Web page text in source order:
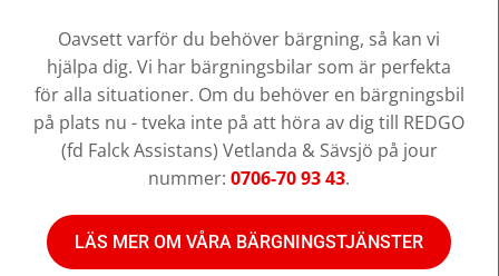
Oavsett varför du behöver bärgning, så kan vi
hjälpa dig. Vi har bärgningsbilar som är perfekta
för alla situationer. Om du behöver en bärgningsbil
på plats nu - tveka inte på att höra av dig till REDGO
(fd Falck Assistans) Vetlanda & Sävsjö på jour
nummer: 0706-70 93 43.
LÄS MER OM VÅRA BÄRGNINGSTJÄNSTER